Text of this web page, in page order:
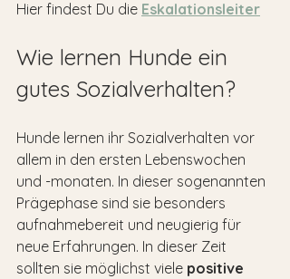
Hier findest Du die Eskalationsleiter
Wie lernen Hunde ein
gutes Sozialverhalten?
Hunde lernen ihr Sozialverhalten vor
allem in den ersten Lebenswochen
und -monaten. In dieser sogenannten
Prägephase sind sie besonders
aufnahmebereit und neugierig für
neue Erfahrungen. In dieser Zeit
sollten sie möglichst viele positive